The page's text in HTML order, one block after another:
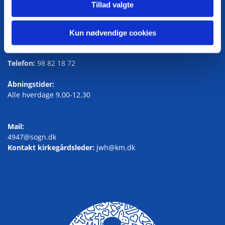
Tillad valgte
Kun nødvendige cookies
Kirkegårdskontoret
Knudsgade 125, 9700 Brønderslev
Telefon: 98 82 18 72
Åbningstider:
Alle hverdage 9.00-12.30
Mail:
4947@sogn.dk
Kontakt kirkegårdsleder: jwh@km.dk